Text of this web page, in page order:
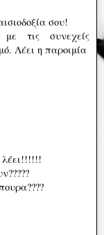
σου!
τις συνεχείς
Λέει η παροιμία